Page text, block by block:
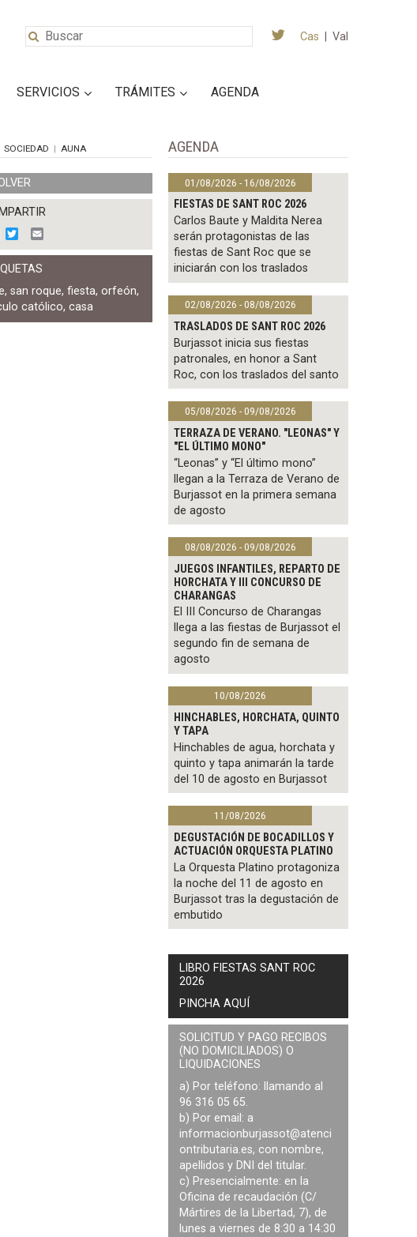
Cas Val
SERVICIOS TRÁMITES AGENDA
SOCIEDAD AUNA
F
a
c
e
o
o
k
w
i
t
e
r
m
a
,san roque,fiesta,orfeón,
católico,casa
AGENDA
01/08/2026 - 16/08/2026
FIESTAS DE SANT ROC 2026
Carlos Baute y Maldita Nerea
serán protagonistas de las
fiestas de Sant Roc que se
iniciarán con los traslados
02/08/2026 - 08/08/2026
TRASLADOS DE SANT ROC 2026
Burjassot inicia sus fiestas
patronales, en honor a Sant
Roc, con los traslados del santo
05/08/2026 - 09/08/2026
TERRAZA DE VERANO. "LEONAS" Y
"EL ÚLTIMO MONO"
“Leonas” y “El último mono”
llegan a la Terraza de Verano de
Burjassot en la primera semana
de agosto
08/08/2026 - 09/08/2026
JUEGOS INFANTILES, REPARTO DE
HORCHATA Y III CONCURSO DE
CHARANGAS
El III Concurso de Charangas
llega a las fiestas de Burjassot el
segundo fin de semana de
agosto
10/08/2026
HINCHABLES, HORCHATA, QUINTO
Y TAPA
Hinchables de agua, horchata y
quinto y tapa animarán la tarde
del 10 de agosto en Burjassot
11/08/2026
DEGUSTACIÓN DE BOCADILLOS Y
ACTUACIÓN ORQUESTA PLATINO
La Orquesta Platino protagoniza
la noche del 11 de agosto en
Burjassot tras la degustación de
embutido
LIBRO FIESTAS SANT ROC
2026
PINCHA AQUÍ
SOLICITUD Y PAGO RECIBOS
(NO DOMICILIADOS) O
LIQUIDACIONES
a) Por teléfono: llamando al
96 316 05 65.
b) Por email: a
informacionburjassot@atenci
ontributaria.es, con nombre,
apellidos y DNI del titular.
c) Presencialmente: en la
Oficina de recaudación (C/
Mártires de la Libertad, 7), de
lunes a viernes de 8:30 a 14:30